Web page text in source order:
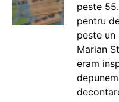
peste
pentru
peste un
Marian
eram